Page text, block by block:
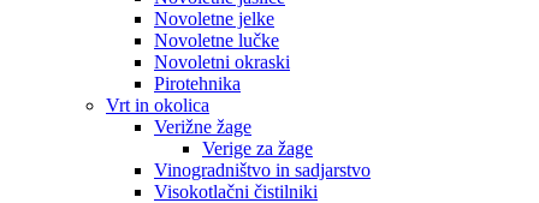
Novoletne jelke
Novoletne lučke
Novoletni okraski
Pirotehnika
Vrt in okolica
Verižne žage
Verige za žage
Vinogradništvo in sadjarstvo
Visokotlačni čistilniki